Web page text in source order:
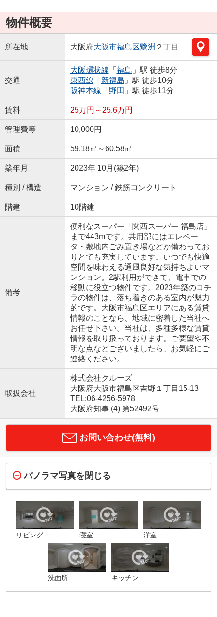
物件概要
所在地 大阪府大阪市福島区鷺洲 ２丁目
交通
大阪環状線 「 福島 」駅 徒歩8分
東西線 「 新福島 」駅 徒歩10分
阪神本線 「 野田 」駅 徒歩11分
賃料 25万円～25.6万円
管理費等 10,000円
面積 59.18㎡～60.58㎡
築年月 2023年 10月(築2年)
種別 / 構造 マンション / 鉄筋コンクリート
階建 10階建
備考
便利なスーパー「関西スーパー 福島店」
まで443mです。共用部にはエレベー
タ・敷地内ごみ置き場などが備わってお
りとても充実しています。いつでも快適
空間を味わえる通風良好な気持ちよいマ
ンション。2駅利用ができて、電車での
移動に役立つ物件です。2023年築のコチ
ラの物件は、落ち着きのある室内が魅力
的です。大阪市福島区エリアにある賃貸
情報のことなら、地域に密着した当社へ
お任せ下さい。当社は、多種多様な賃貸
情報を取り扱っております。ご要望や不
明な点などございましたら、お気軽にご
連絡ください。
取扱会社
株式会社クルーズ
大阪府大阪市福島区吉野１丁目15-13
TEL:06-4256-5978
大阪府知事 (4) 第52492号
お問い合わせ(無料)
パノラマ写真を閉じる
リビング 寝室 洋室
洗面所 キッチン